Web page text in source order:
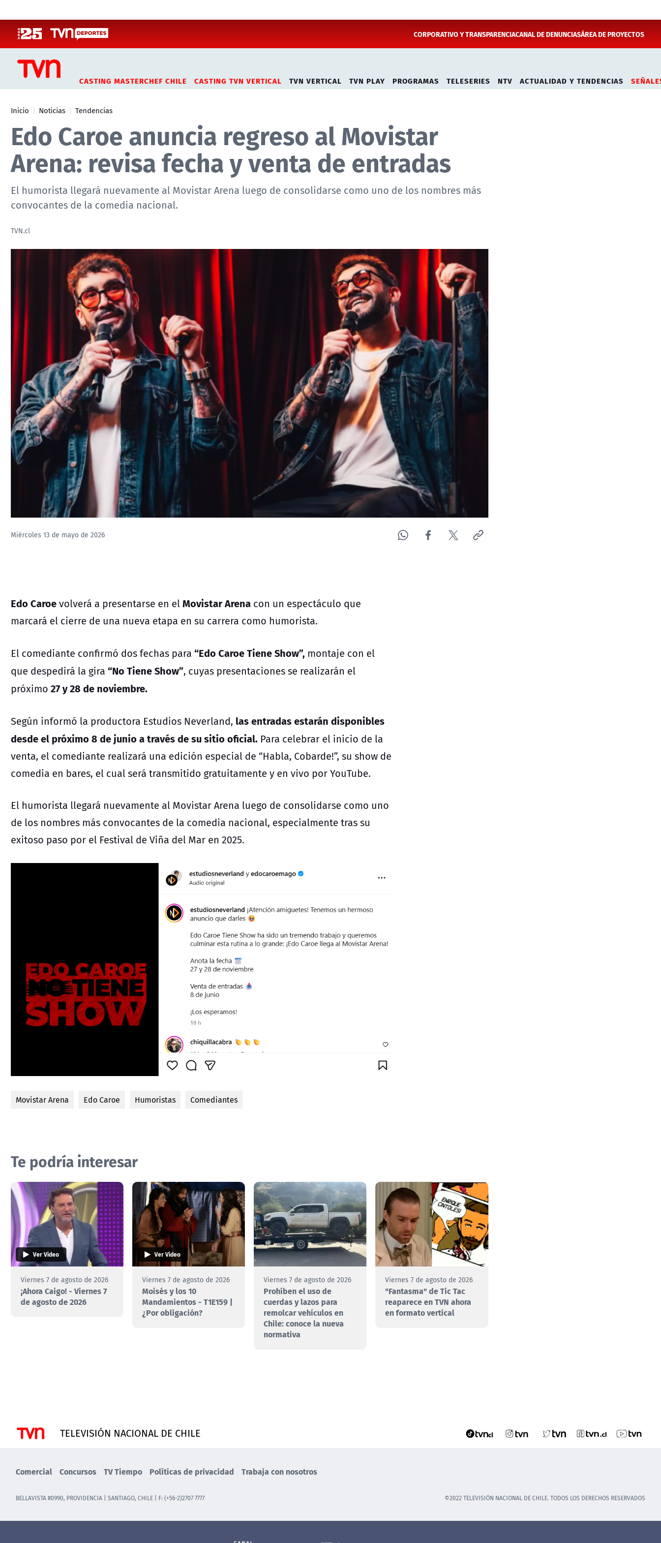
CORPORATIVO Y TRANSPARENCIACANAL DE DENUNCIASÁREA DE PROYECTOS
CASTING MASTERCHEF CHILE CASTING TVN VERTICAL TVN VERTICAL TVN PLAY PROGRAMAS TELESERIES NTV ACTUALIDAD Y TENDENCIAS
Inicio Noticias Tendencias
Edo Caroe anuncia regreso al Movistar
Arena: revisa fecha y venta de entradas
El humorista llegará nuevamente al Movistar Arena luego de consolidarse como uno de los nombres más
convocantes de la comedia nacional.
TVN.cl
Miércoles 13 de mayo de 2026
Edo Caroevolverá a presentarse en elMovistar Arena con un espectáculo que
marcará el cierre de una nueva etapa en su carrera como humorista.
El comediante confirmó dos fechas para “Edo Caroe Tiene Show”, montaje con el
que despedirá la gira “No Tiene Show”, cuyas presentaciones se realizarán el
próximo 27 y 28 de noviembre.
Según informó la productora Estudios Neverland, las entradas estarán disponibles
desde el próximo 8 de junio a través de su sitio oficial. Para celebrar el inicio de la
venta, el comediante realizará una edición especial de “Habla, Cobarde!”, su show de
comedia en bares, el cual será transmitido gratuitamente y en vivo por YouTube.
El humorista llegará nuevamente al Movistar Arena luego de consolidarse como uno
de los nombres más convocantes de la comedia nacional, especialmente tras su
exitoso paso por el Festival de Viña del Mar en 2025.
Movistar Arena Edo Caroe Humoristas Comediantes
Te podría interesar
Ver Video
Viernes 7 de agosto de 2026
¡Ahora Caigo! - Viernes 7
de agosto de 2026
Ver Video
Viernes 7 de agosto de 2026
Moisés y los 10
Mandamientos - T1E159 |
¿Por obligación?
Viernes 7 de agosto de 2026
Prohíben el uso de
cuerdas y lazos para
remolcar vehículos en
Chile: conoce la nueva
normativa
Viernes 7 de agosto de 2026
"Fantasma" de Tic Tac
reaparece en TVN ahora
en formato vertical
TELEVISIÓN NACIONAL DE CHILE
Comercial Concursos TV Tiempo Políticas de privacidad Trabaja con nosotros
BELLAVISTA #0990, PROVIDENCIA | SANTIAGO, CHILE | F: (+56-2)2707 7777 ©2022 TELEVISIÓN NACIONAL DE CHILE. TODOS LOS DERECHOS RESERVADOS